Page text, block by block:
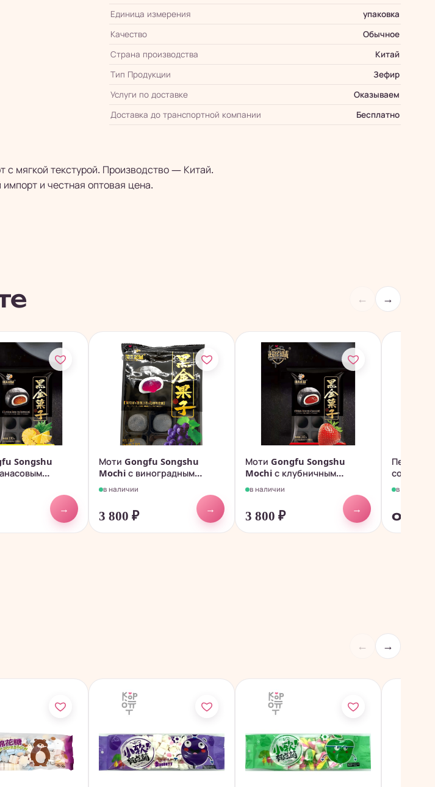
Единица измерения
упаковка
Качество
Обычное
Страна производства
Китай
Тип Продукции
Зефир
Услуги по доставке
Оказываем
Доставка до транспортной компании
Бесплатно
мягкой текстурой. Производство — Китай.
и честная оптовая цена.
← →
Songshu
→
Моти Gongfu Songshu
Mochi с виноградным
джемом, 180гр.
в наличии
3 800 ₽
→
Моти Gongfu Songshu
Mochi с клубничным
джемом, 180гр.
в наличии
3 800 ₽
→
Печенье
со
Hongyi,...
в наличии
от
← →